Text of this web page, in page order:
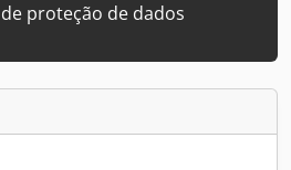
proteção de dados